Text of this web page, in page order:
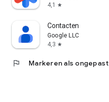
4,1
star
Contacten
Google LLC
4,3 star
flag Markeren als ongepast